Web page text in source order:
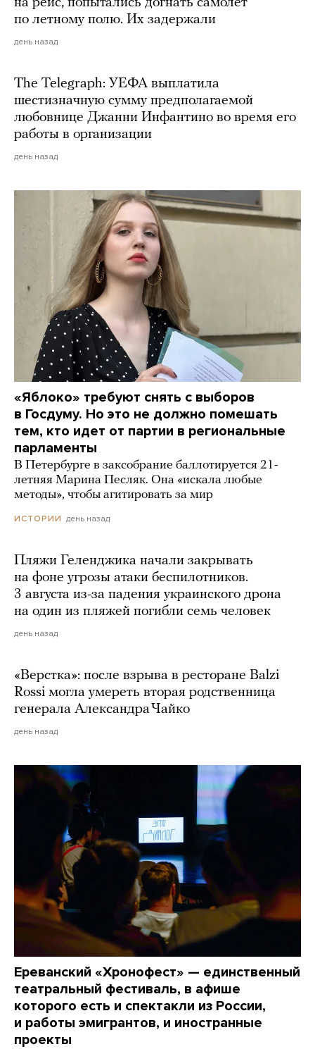
по летному полю. Их задержали
день назад
The Telegraph: УЕФА выплатила
шестизначную сумму предполагаемой
любовнице Джанни Инфантино во время его
работы в организации
день назад
«Яблоко» требуют снять с выборов
в Госдуму. Но это не должно помешать
тем, кто идет от партии в региональные
парламенты
В Петербурге в заксобрание баллотируется 21-
летняя Марина Песляк. Она «искала любые
методы», чтобы агитировать за мир
ИСТОРИИ день назад
Пляжи Геленджика начали закрывать
на фоне угрозы атаки беспилотников.
3 августа из-за падения украинского дрона
на один из пляжей погибли семь человек
день назад
«Верстка»: после взрыва в ресторане Balzi
Rossi могла умереть вторая родственница
генерала Александра Чайко
день назад
Ереванский «Хронофест» — единственный
театральный фестиваль, в афише
которого есть и спектакли из России,
и работы эмигрантов, и иностранные
проекты